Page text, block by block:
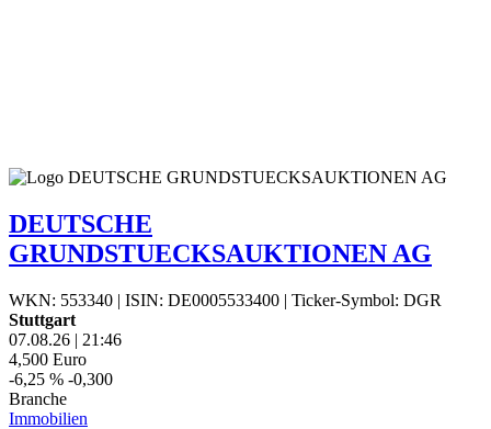
DEUTSCHE
GRUNDSTUECKSAUKTIONEN AG
WKN: 553340 | ISIN: DE0005533400 | Ticker-Symbol: DGR
Stuttgart
07.08.26 | 21:46
4,500 Euro
-6,25 % -0,300
Branche
Immobilien